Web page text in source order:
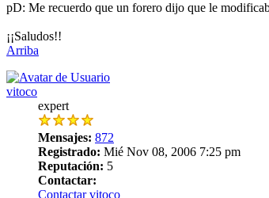
pD: Me recuerdo que un forero dijo que le
¡¡Saludos!!
Arriba
vitoco
expert
Mensajes: 872
Registrado: Mié Nov 08, 2006 7:25 pm
Reputación: 5
Contactar:
Contactar vitoco